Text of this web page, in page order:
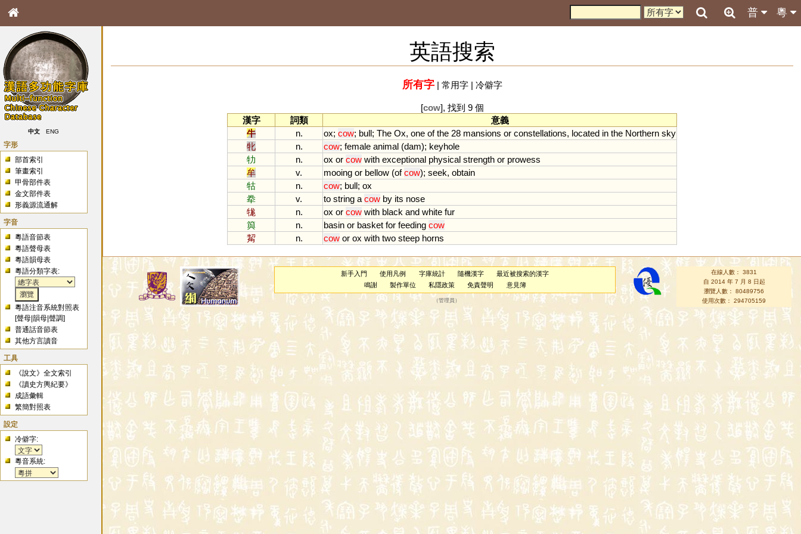
粵
普
中文 ENG
字形
部首索引
筆畫索引
甲骨部件表
金文部件表
形義源流通解
字音
粵語音節表
粵語聲母表
粵語韻母表
粵語分類字表:
粵語注音系統對照表
[聲母 |韻母 |聲調]
普通話音節表
其他方言讀音
工具
《說文》全文索引
《讀史方輿紀要》
成語彙輯
繁簡對照表
設定
冷僻字:
粵音系統:
英語搜索
所有字| 常用字| 冷僻字
[cow], 找到 9 個
漢字
詞類
意義
牛
n. ox; cow; bull; The Ox, one of the 28 mansions or constellations, located in the Northern sky
牝
n. cow; female animal (dam); keyhole
牞
n. ox or cow with exceptional physical strength or prowess
牟
v. mooing or bellow (of cow); seek, obtain
牯
n. cow; bull; ox
牶
v. to string a cow by its nose
牻
n. ox or cow with black and white fur
籅
n. basin or basket for feeding cow
觢
n. cow or ox with two steep horns
新手入門 使用凡例 字庫統計 隨機漢字
最近被搜索的漢字
鳴謝
製作單位 私隱政策 免責聲明 意見簿
（管理員 ）
在線人數： 3831
自 2014 年 7 月 8 日起
瀏覽人數： 80489756
使用次數： 294705159